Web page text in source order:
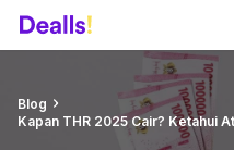
Blog
Kapan THR 2025 Cair? Ketahui